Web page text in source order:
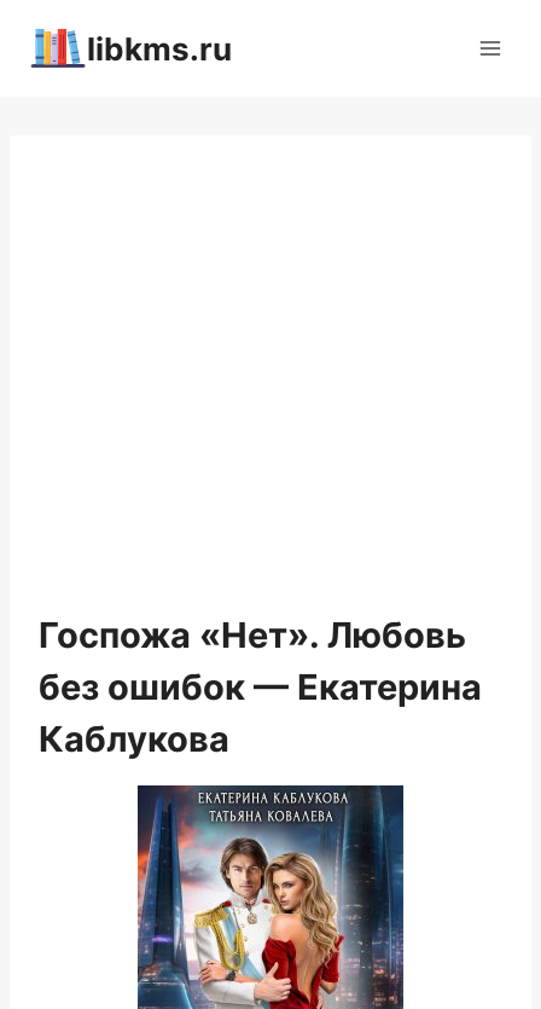
libkms.ru
Госпожа «Нет». Любовь
без ошибок — Екатерина
Каблукова